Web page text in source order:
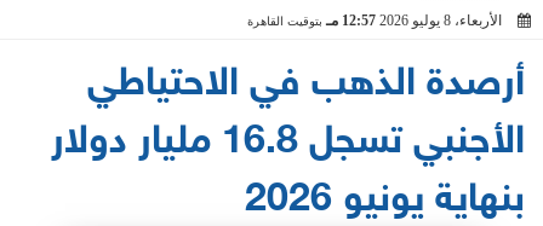
الأربعاء، 8 يوليو 2026
12:57 مـ بتوقيت القاهرة
أرصدة الذهب في الاحتياطي
الأجنبي تسجل 16.8 مليار دولار
بنهاية يونيو 2026